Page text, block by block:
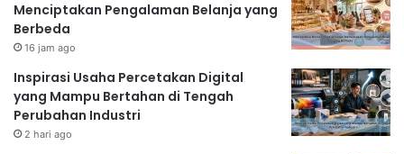
Menciptakan Pengalaman Belanja yang
Berbeda
16 jam ago
Inspirasi Usaha Percetakan Digital
yang Mampu Bertahan di Tengah
Perubahan Industri
2 hari ago